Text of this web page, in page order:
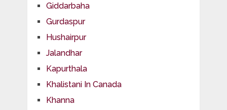
Giddarbaha
Gurdaspur
Hushairpur
Jalandhar
Kapurthala
Khalistani In Canada
Khanna